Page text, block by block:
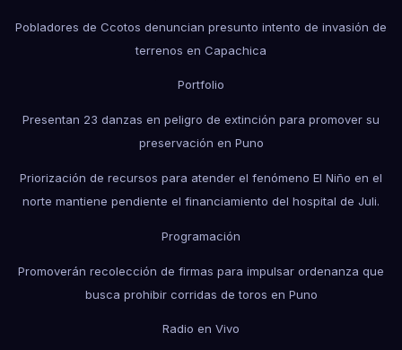
Pobladores de Ccotos denuncian presunto intento de invasión de
terrenos en Capachica
Portfolio
Presentan 23 danzas en peligro de extinción para promover su
preservación en Puno
Priorización de recursos para atender el fenómeno El Niño en el
norte mantiene pendiente el financiamiento del hospital de Juli.
Programación
Promoverán recolección de firmas para impulsar ordenanza que
busca prohibir corridas de toros en Puno
Radio en Vivo